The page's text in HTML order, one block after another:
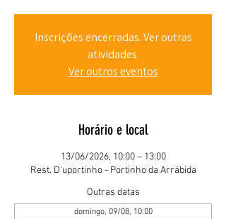
Inscrições encerradas. Ver outras
atividades.
Ver outros eventos
Horário e local
13/06/2026, 10:00 – 13:00
Rest. D'uportinho - Portinho da Arrábida
Outras datas
domingo, 09/08, 10:00